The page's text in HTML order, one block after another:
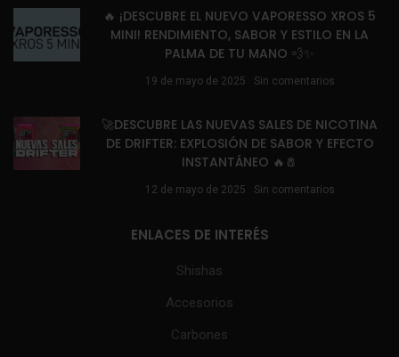
🔥 ¡DESCUBRE EL NUEVO VAPORESSO XROS 5
MINI! RENDIMIENTO, SABOR Y ESTILO EN LA
PALMA DE TU MANO 💨✨
19 de mayo de 2025 Sin comentarios
🚀DESCUBRE LAS NUEVAS SALES DE NICOTINA
DE DRIFTER: EXPLOSIÓN DE SABOR Y EFECTO
INSTANTÁNEO 🔥🧂
12 de mayo de 2025 Sin comentarios
ENLACES DE INTERÉS
Shishas
Accesorios
Carbones